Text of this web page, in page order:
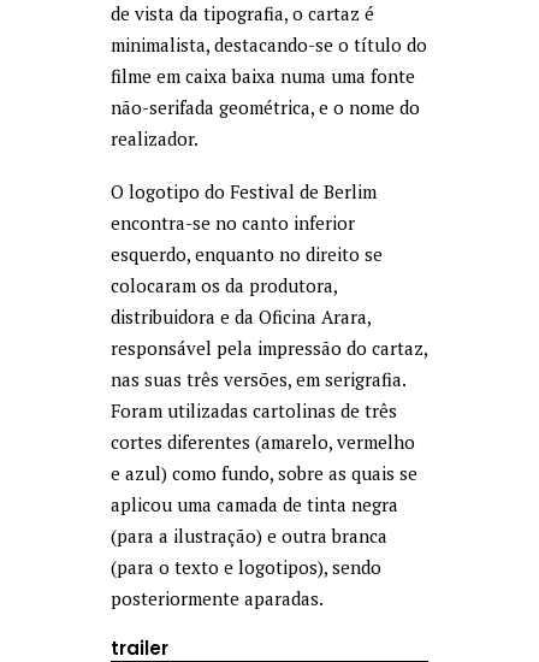
de vista da tipografia, o cartaz é
minimalista, destacando-se o título do
filme em caixa baixa numa uma fonte
não-serifada geométrica, e o nome do
realizador.
O logotipo do Festival de Berlim
encontra-se no canto inferior
esquerdo, enquanto no direito se
colocaram os da produtora,
distribuidora e da Oficina Arara,
responsável pela impressão do cartaz,
nas suas três versões, em serigrafia.
Foram utilizadas cartolinas de três
cortes diferentes (amarelo, vermelho
e azul) como fundo, sobre as quais se
aplicou uma camada de tinta negra
(para a ilustração) e outra branca
(para o texto e logotipos), sendo
posteriormente aparadas.
trailer